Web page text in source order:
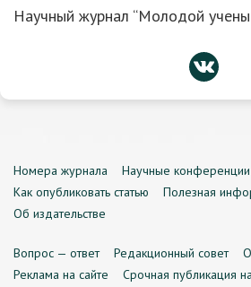
Научный журнал “Молодой
Номера журнала Научные конференции
Как опубликовать статью
Полезная
Об издательстве
Вопрос — ответ Редакционный совет
Реклама на сайте
Срочная публикация